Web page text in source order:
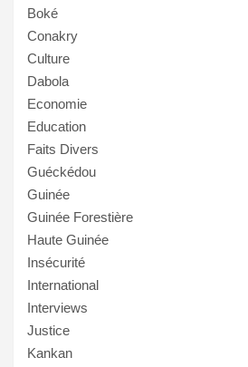
Boké
Conakry
Culture
Dabola
Economie
Education
Faits Divers
Guéckédou
Guinée
Guinée Forestière
Haute Guinée
Insécurité
International
Interviews
Justice
Kankan